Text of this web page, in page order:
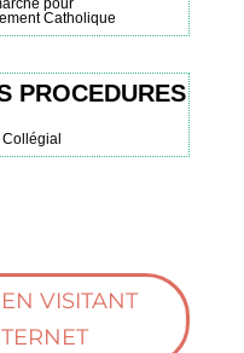
pour
Catholique
PROCEDURES
VISITANT